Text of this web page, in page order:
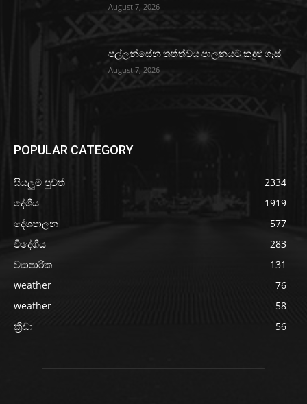
August 7, 2026
පල්ලන්සේන තත්ත්වය පාලනයට කඳුළු ගෑස්
August 7, 2026
POPULAR CATEGORY
සියලුම පුවත්
2334
දේශීය
1919
දේශපාලන
577
විදේශීය
283
ව්‍යාපාරික
131
weather
76
weather
58
ක්‍රීඩා
56